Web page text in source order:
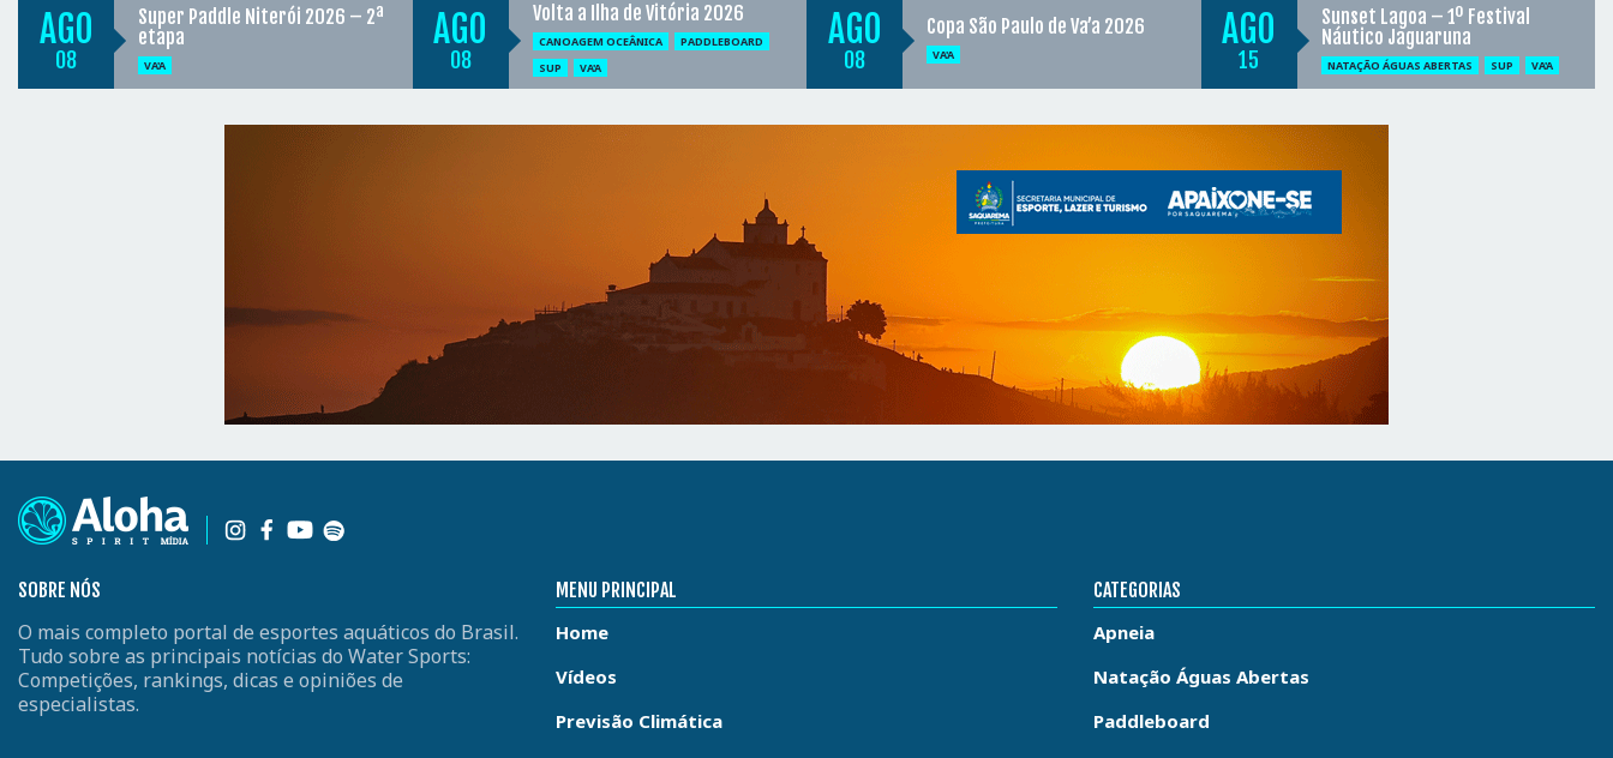
AGO
08
Super Paddle Niterói 2026 – 2ª
etapa
VA'A
AGO
08
Volta a Ilha de Vitória 2026
CANOAGEM OCEÂNICA
PADDLEBOARD
SUP
VA'A
AGO
08
Copa São Paulo de Va’a 2026
VA'A
AGO
15
Sunset Lagoa – 1º Festival
Náutico Jaguaruna
NATAÇÃO ÁGUAS ABERTAS SUP VA'A
SOBRE NÓS
O mais completo portal de esportes aquáticos do Brasil.
Tudo sobre as principais notícias do Water Sports:
Competições, rankings, dicas e opiniões de
especialistas.
MENU PRINCIPAL
Home
Vídeos
Previsão Climática
CATEGORIAS
Apneia
Natação Águas Abertas
Paddleboard